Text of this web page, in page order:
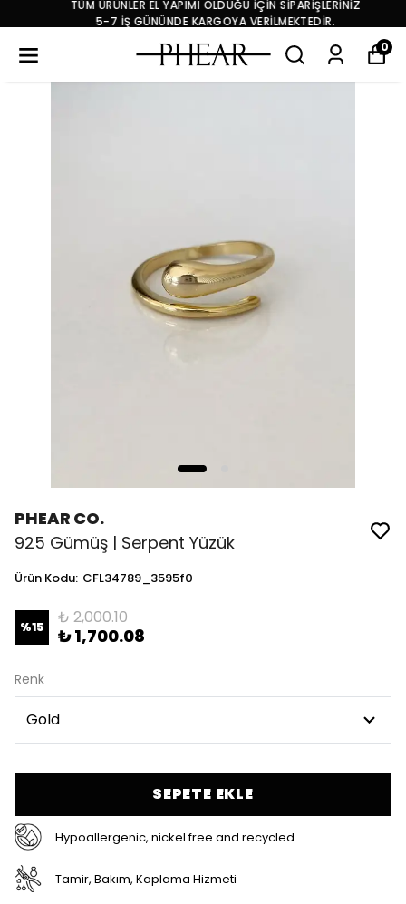
TÜM ÜRÜNLER EL YAPIMI OLDUĞU İÇİN SİPARİŞLERİNİZ
5-7 İŞ GÜNÜNDE KARGOYA VERİLMEKTEDİR.
0
PHEAR CO.
925 Gümüş | Serpent Yüzük
Ürün Kodu: CFL34789_3595f0
%15 ₺ 2,000.10
₺ 1,700.08
Renk
SEPETE EKLE
Hypoallergenic, nickel free and recycled
Tamir, Bakım, Kaplama Hizmeti